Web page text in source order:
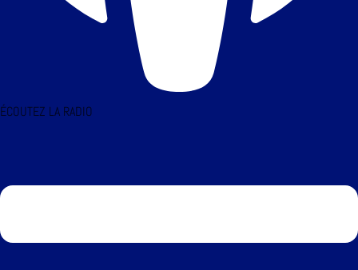
ÉCOUTEZ LA RADIO